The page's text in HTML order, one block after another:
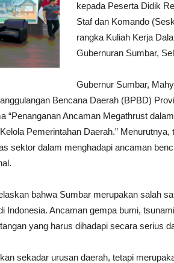
kepada Peserta Didik
Staf dan Komando
rangka Kuliah Kerja
Gubernuran Sumbar,
Gubernur Sumbar,
Bencana Daerah (BPBD)
“Penanganan Ancaman Megathrust
Pemerintahan Daerah.”
sektor dalam menghadapi ancaman
bahwa Sumbar merupakan salah
Indonesia. Ancaman gempa bumi,
yang harus dihadapi secara serius
sekadar urusan daerah, tetapi